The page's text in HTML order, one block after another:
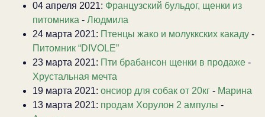
04 апреля 2021: Французский бульдог, щенки из
питомника - Людмила
24 марта 2021: Птенцы жако и молуккских какаду -
Питомник “DIVOLE”
23 марта 2021: Пти брабансон щенки в продаже -
Хрустальная мечта
19 марта 2021: онсиор для собак от 20кг - Марина
13 марта 2021: продам Хорулон 2 ампулы -